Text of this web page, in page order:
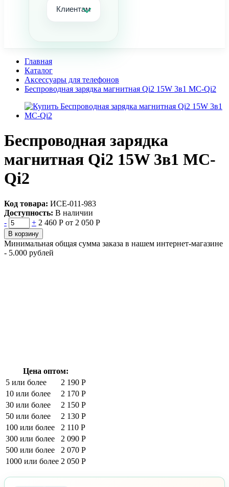
Клиентам
Главная
Каталог
Аксессуары для телефонов
Беспроводная зарядка магнитная Qi2 15W 3в1 MC-Qi2
Беспроводная зарядка
магнитная Qi2 15W 3в1 MC-
Qi2
Код товара: ИСЕ-011-983
Доступность: В наличии
-
+ 2 460 Р от 2 050 Р
В корзину
Минимальная общая сумма заказа в нашем интернет-магазине
- 5.000 рублей
Цена оптом:
5 или более
2 190 Р
10 или более
2 170 Р
30 или более
2 150 Р
50 или более
2 130 Р
100 или более
2 110 Р
300 или более
2 090 Р
500 или более
2 070 Р
1000 или более 2 050 Р